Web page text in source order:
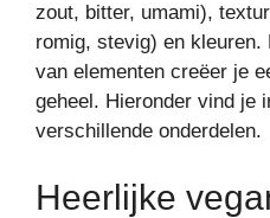
zout, bitter, umami),
romig, stevig) en
van elementen creëer je
geheel. Hieronder vind je
verschillende onderdelen.
Heerlijke